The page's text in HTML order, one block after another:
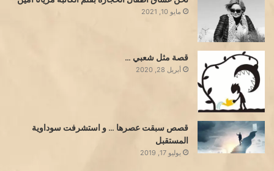
مايو 10, 2021
قصة مثل شعبي …
أبريل 28, 2020
قصص سبقت عصرها … و استشرفت سوداوية
المستقبل
يوليو 17, 2019